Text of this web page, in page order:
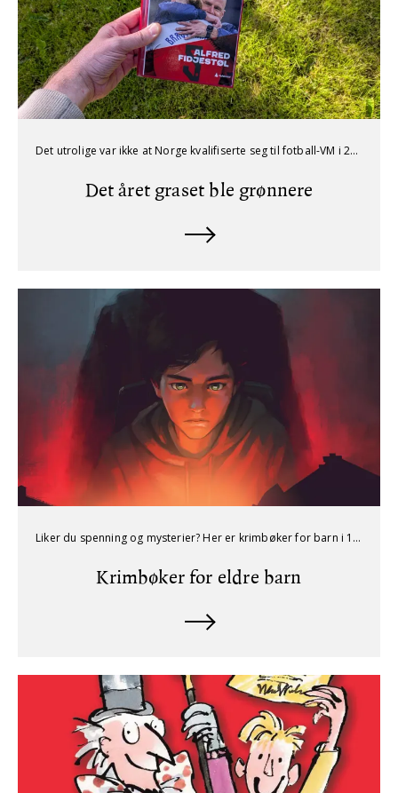
Det utrolige var ikke at Norge kvalifiserte seg til fotball-VM i 2026, men at pausen siden forrige deltakelse i mesterskap ble så lang.
Det året graset ble grønnere
Liker du spenning og mysterier? Her er krimbøker for barn i 10–12-årsalderen.
Krimbøker for eldre barn